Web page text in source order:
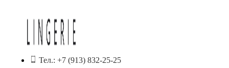
Тел.: +7 (913) 832-25-25